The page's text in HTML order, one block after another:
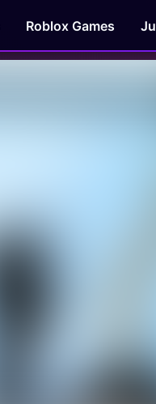
Roblox Games